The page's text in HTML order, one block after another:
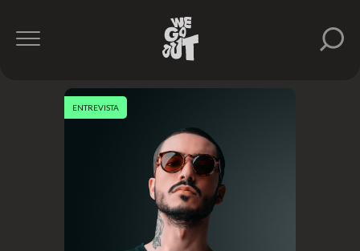
ENTREVISTA